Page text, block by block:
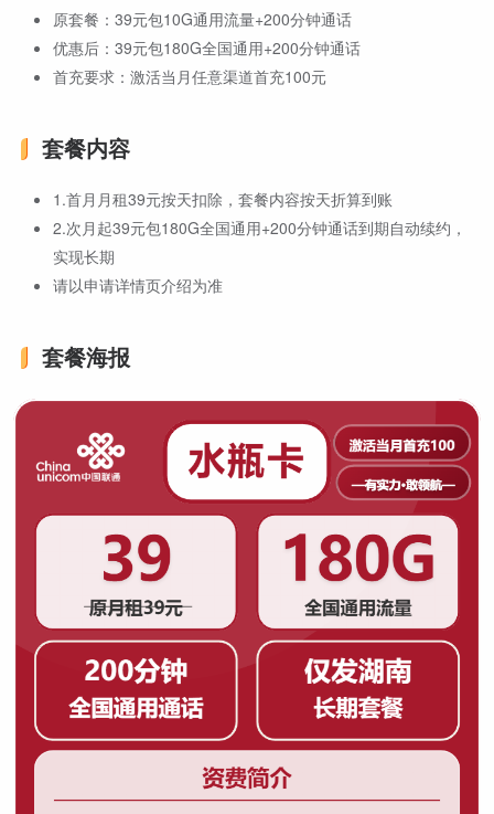
原套餐：39元包10G通用流量+200分钟通话
优惠后：39元包180G全国通用+200分钟通话
首充要求：激活当月任意渠道首充100元
套餐内容
1.首月月租39元按天扣除，套餐内容按天折算到账
2.次月起39元包180G全国通用+200分钟通话到期自动续约，
实现长期
请以申请详情页介绍为准
套餐海报